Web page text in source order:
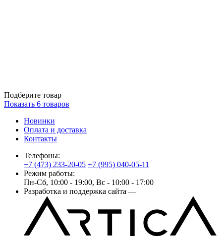
Подберите товар
Показать 6 товаров
Новинки
Оплата и доставка
Контакты
Телефоны:
+7 (473) 233-20-05 +7 (995) 040-05-11
Режим работы:
Пн-Сб, 10:00 - 19:00, Вс - 10:00 - 17:00
Разработка и поддержка сайта —